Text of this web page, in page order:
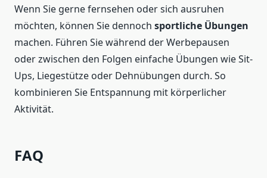
Wenn Sie gerne fernsehen oder sich ausruhen
möchten, können Sie dennoch sportliche Übungen
machen. Führen Sie während der Werbepausen
oder zwischen den Folgen einfache Übungen wie Sit-
Ups, Liegestütze oder Dehnübungen durch. So
kombinieren Sie Entspannung mit körperlicher
Aktivität.
FAQ